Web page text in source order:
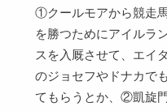
①クールモアから競走
を勝つためにアイルラ
スを入厩させて、エイ
のジョセフやドナカで
てもらうとか、②凱旋